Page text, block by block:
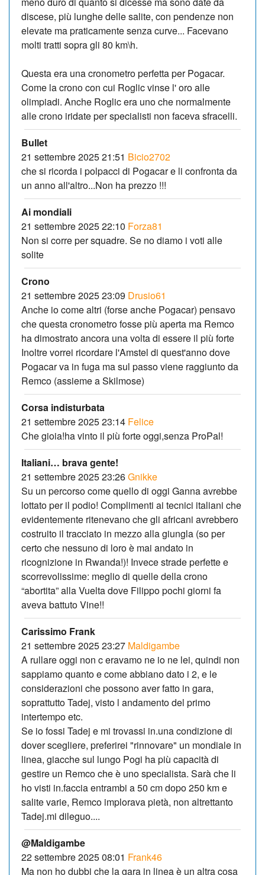
discese, più lunghe delle salite, con pendenze non
elevate ma praticamente senza curve... Facevano
molti tratti sopra gli 80 km\h.
Questa era una cronometro perfetta per Pogacar.
Come la crono con cui Roglic vinse l' oro alle
olimpiadi. Anche Roglic era uno che normalmente
alle crono iridate per specialisti non faceva sfracelli.
Bullet
21 settembre 2025 21:51 Bicio2702
che si ricorda i polpacci di Pogacar e li confronta da
un anno all'altro...Non ha prezzo !!!
Ai mondiali
21 settembre 2025 22:10 Forza81
Non si corre per squadre. Se no diamo i voti alle
solite
Crono
21 settembre 2025 23:09 Drusio61
Anche io come altri (forse anche Pogacar) pensavo
che questa cronometro fosse più aperta ma Remco
ha dimostrato ancora una volta di essere il più forte
Inoltre vorrei ricordare l'Amstel di quest'anno dove
Pogacar va in fuga ma sul passo viene raggiunto da
Remco (assieme a Skilmose)
Corsa indisturbata
21 settembre 2025 23:14 Felice
Che gioia!ha vinto il più forte oggi,senza ProPal!
Italiani… brava gente!
21 settembre 2025 23:26Gnikke
Su un percorso come quello di oggi Ganna avrebbe
lottato per il podio! Complimenti ai tecnici italiani che
evidentemente ritenevano che gli africani avrebbero
costruito il tracciato in mezzo alla giungla (so per
certo che nessuno di loro è mai andato in
ricognizione in Rwanda!)! Invece strade perfette e
scorrevolissime: meglio di quelle della crono
“abortita” alla Vuelta dove Filippo pochi giorni fa
aveva battuto Vine!!
Carissimo Frank
21 settembre 2025 23:27 Maldigambe
A rullare oggi non c eravamo ne io ne lei, quindi non
sappiamo quanto e come abbiano dato i 2, e le
considerazioni che possono aver fatto in gara,
soprattutto Tadej, visto l andamento del primo
intertempo etc.
Se io fossi Tadej e mi trovassi in.una condizione di
dover scegliere, preferirei "rinnovare" un mondiale in
linea, giacche sul lungo Pogi ha più capacità di
gestire un Remco che è uno specialista. Sarà che li
ho visti in.faccia entrambi a 50 cm dopo 250 km e
salite varie, Remco implorava pietà, non altrettanto
Tadej.mi dileguo....
@Maldigambe
22 settembre 2025 08:01 Frank46
Ma non ho dubbi che la gara in linea è un altra cosa